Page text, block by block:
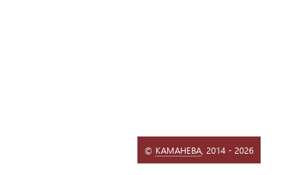
© КАМАНЕВА , 2014 - 2026